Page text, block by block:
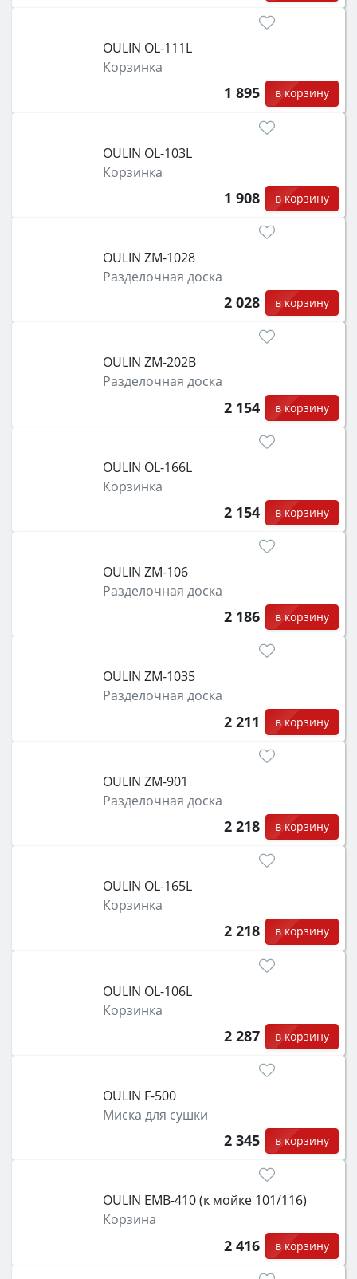
OULIN OL-111L
Корзинка
1 895 в корзину
OULIN OL-103L
Корзинка
1 908 в корзину
OULIN ZM-1028
Разделочная доска
2 028 в корзину
OULIN ZM-202B
Разделочная доска
2 154 в корзину
OULIN OL-166L
Корзинка
2 154 в корзину
OULIN ZM-106
Разделочная доска
2 186 в корзину
OULIN ZM-1035
Разделочная доска
2 211 в корзину
OULIN ZM-901
Разделочная доска
2 218 в корзину
OULIN OL-165L
Корзинка
2 218 в корзину
OULIN OL-106L
Корзинка
2 287 в корзину
OULIN F-500
Миска для сушки
2 345 в корзину
OULIN EMB-410 (к мойке 101/116)
Корзина
2 416 в корзину